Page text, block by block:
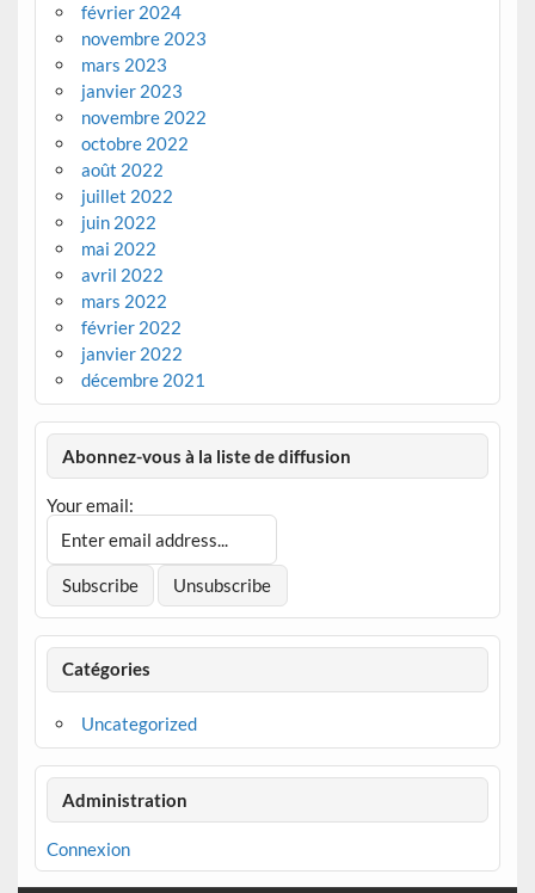
février 2024
novembre 2023
mars 2023
janvier 2023
novembre 2022
octobre 2022
août 2022
juillet 2022
juin 2022
mai 2022
avril 2022
mars 2022
février 2022
janvier 2022
décembre 2021
Abonnez-vous à la liste de diffusion
Your email:
Catégories
Uncategorized
Administration
Connexion